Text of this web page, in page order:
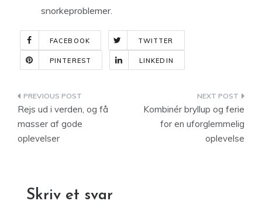
snorkeproblemer.
FACEBOOK TWITTER
PINTEREST LINKEDIN
Indlægsnavigation
Rejs ud i verden, og få
masser af gode
oplevelser
Kombinér bryllup og ferie
for en uforglemmelig
oplevelse
Skriv et svar